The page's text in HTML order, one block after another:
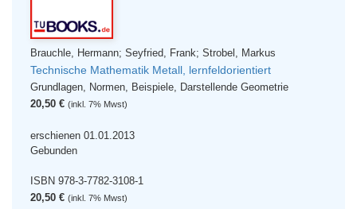
Brauchle, Hermann; Seyfried, Frank; Strobel, Markus
Technische Mathematik Metall, lernfeldorientiert
Grundlagen, Normen, Beispiele, Darstellende Geometrie
20,50 € (inkl. 7% Mwst)
erschienen 01.01.2013
Gebunden
ISBN 978-3-7782-3108-1
20,50 € (inkl. 7% Mwst)